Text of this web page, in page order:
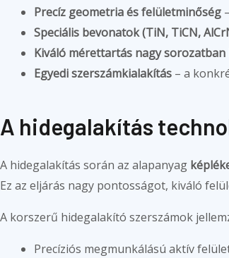
Precíz geometria és felületminőség
Speciális bevonatok (TiN, TiCN,
Kiváló mérettartás nagy sorozatban
Egyedi szerszámkialakítás – a
A hidegalakítás
A hidegalakítás során az alapanyag
Ez az eljárás nagy pontosságot, kiváló
A korszerű hidegalakító szerszámok
Precíziós megmunkálású aktív